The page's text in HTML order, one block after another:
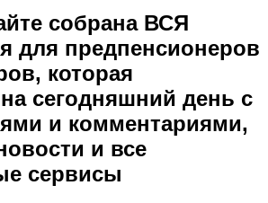
собрана ВСЯ
для предпенсионеров
которая
сегодняшний день с
и комментариями,
и все
сервисы